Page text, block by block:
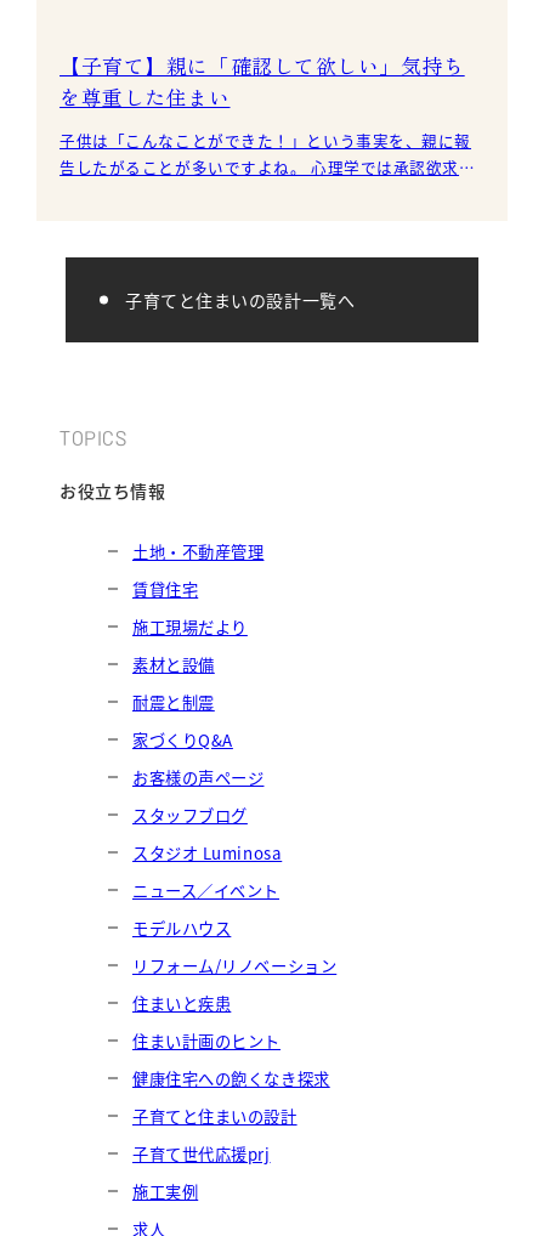
【子育て】親に「確認して欲しい」気持ち
を尊重した住まい
子供は「こんなことができた！」という事実を、親に報
告したがることが多いですよね。 心理学では承認欲求と
子育てと住まいの設計一覧へ
TOPICS
お役立ち情報
土地・不動産管理
賃貸住宅
施工現場だより
素材と設備
耐震と制震
家づくりQ&A
お客様の声ページ
スタッフブログ
スタジオ Luminosa
ニュース／イベント
モデルハウス
リフォーム/リノベーション
住まいと疾患
住まい計画のヒント
健康住宅への飽くなき探求
子育てと住まいの設計
子育て世代応援prj
施工実例
求人